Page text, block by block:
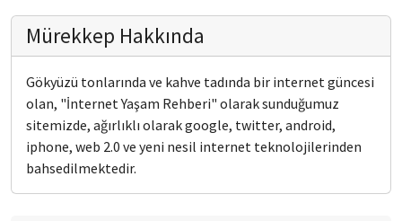
Mürekkep Hakkında
Gökyüzü tonlarında ve kahve tadında bir internet güncesi
olan, "İnternet Yaşam Rehberi" olarak sunduğumuz
sitemizde, ağırlıklı olarak google, twitter, android,
iphone, web 2.0 ve yeni nesil internet teknolojilerinden
bahsedilmektedir.